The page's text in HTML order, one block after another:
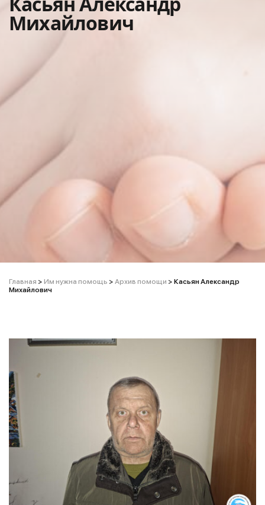
Михайлович
Главная > Им нужна помощь > Архив помощи > Касьян Александр
Михайлович